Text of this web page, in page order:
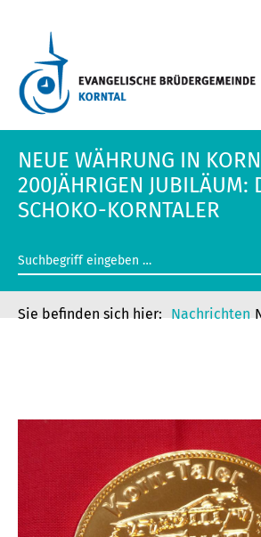
NEUE WÄHRUNG IN
200JÄHRIGEN JUBILÄUM:
SCHOKO-KORNTALER
Nachrichten